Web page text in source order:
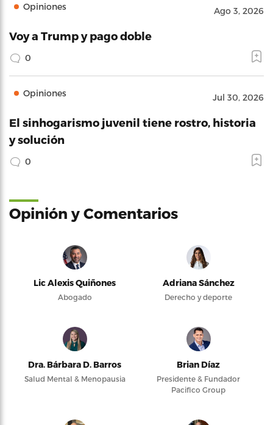
Opiniones Ago 3, 2026
Voy a Trump y pago doble
0
Opiniones Jul 30, 2026
El sinhogarismo juvenil tiene rostro, historia
y solución
0
Opinión y Comentarios
Lic Alexis Quiñones
Abogado
Adriana Sánchez
Derecho y deporte
Dra. Bárbara D. Barros
Salud Mental & Menopausia
Brian Díaz
Presidente & Fundador
Pacifico Group